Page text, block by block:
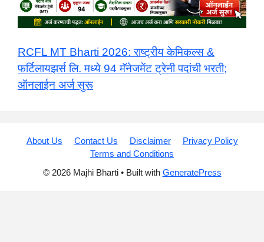
​RCFL MT Bharti 2026: राष्ट्रीय केमिकल्स &
फर्टिलायझर्स लि. मध्ये 94 मॅनेजमेंट ट्रेनी पदांची भरती;
ऑनलाईन अर्ज सुरू
About Us Contact Us Disclaimer
Privacy Policy
Terms and Conditions
© 2026 Majhi Bharti • Built with GeneratePress